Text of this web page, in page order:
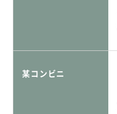
某コンビニ